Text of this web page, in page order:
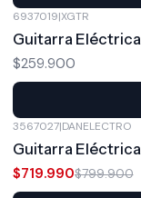
6937019|XGTR
Guitarra Eléctrica
$259.900
3567027|DANELECTRO
Guitarra
$719.990$799.900